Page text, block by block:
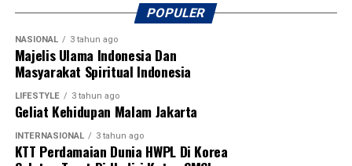
Kalimantan Selatan, KONI Kalimantan Selatan, serta
berbagai organisasi olahraga lainnya sebagai bentuk
komitmen bersama dalam memajukan sepak bola dan
melahirkan generasi atlet berprestasi di Banua.
[adv/adpim]
Post Views: 17
Sebarkan
POPULER
NASIONAL 3 tahun ago
Majelis Ulama Indonesia Dan
Masyarakat Spiritual Indonesia
LIFESTYLE 3 tahun ago
Geliat Kehidupan Malam Jakarta
INTERNASIONAL 3 tahun ago
KTT Perdamaian Dunia HWPL Di Korea